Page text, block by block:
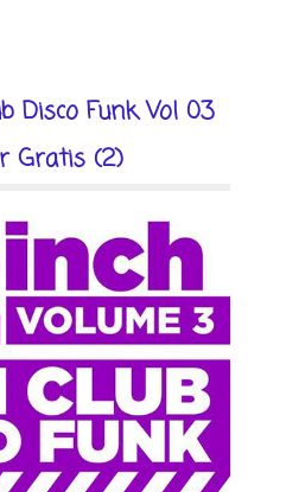
Disco Funk Vol 03
Gratis (2)